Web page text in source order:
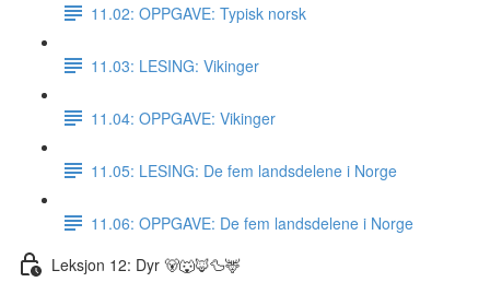
11.02: OPPGAVE: Typisk norsk
11.03: LESING: Vikinger
11.04: OPPGAVE: Vikinger
11.05: LESING: De fem landsdelene i Norge
11.06: OPPGAVE: De fem landsdelene i Norge
Leksjon 12: Dyr 🐻🐺🦊🦆🦌